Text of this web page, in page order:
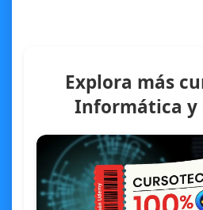
Explora más
Informática y